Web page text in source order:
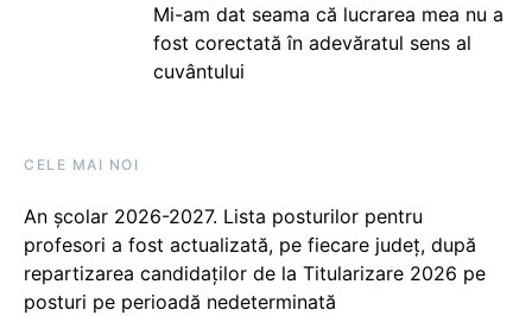
Mi-am dat seama că lucrarea mea nu a
fost corectată în adevăratul sens al
cuvântului
CELE MAI NOI
An școlar 2026-2027. Lista posturilor pentru
profesori a fost actualizată, pe fiecare județ, după
repartizarea candidaților de la Titularizare 2026 pe
posturi pe perioadă nedeterminată